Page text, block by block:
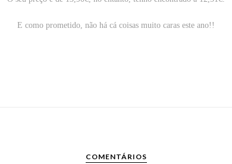
E como prometido, não há cá coisas muito caras este ano!!
COMENTÁRIOS